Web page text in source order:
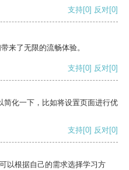
支持[0] 反对[0]
来了无限的流畅体验。
支持[0] 反对[0]
简化一下，比如将设置页面进行优
支持[0] 反对[0]
以根据自己的需求选择学习方